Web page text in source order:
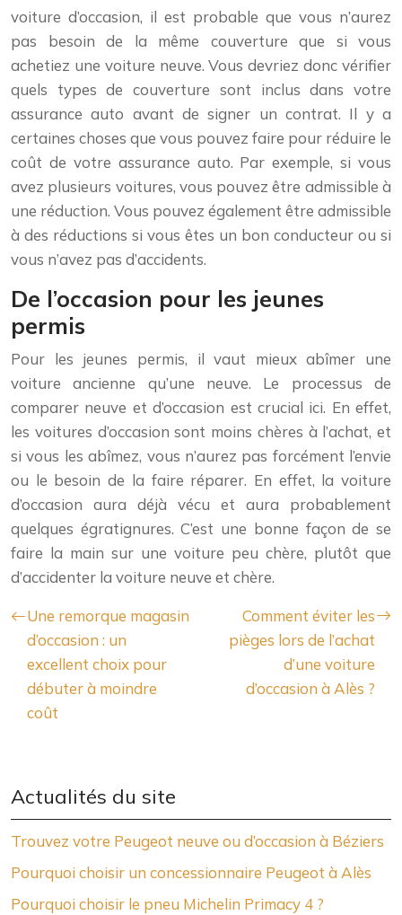
voiture d’occasion, il est probable que vous n’aurez
pas besoin de la même couverture que si vous
achetiez une voiture neuve. Vous devriez donc vérifier
quels types de couverture sont inclus dans votre
assurance auto avant de signer un contrat. Il y a
certaines choses que vous pouvez faire pour réduire le
coût de votre assurance auto. Par exemple, si vous
avez plusieurs voitures, vous pouvez être admissible à
une réduction. Vous pouvez également être admissible
à des réductions si vous êtes un bon conducteur ou si
vous n’avez pas d’accidents.
De l’occasion pour les jeunes
permis
Pour les jeunes permis, il vaut mieux abîmer une
voiture ancienne qu’une neuve. Le processus de
comparer neuve et d’occasion est crucial ici. En effet,
les voitures d’occasion sont moins chères à l’achat, et
si vous les abîmez, vous n’aurez pas forcément l’envie
ou le besoin de la faire réparer. En effet, la voiture
d’occasion aura déjà vécu et aura probablement
quelques égratignures. C’est une bonne façon de se
faire la main sur une voiture peu chère, plutôt que
d’accidenter la voiture neuve et chère.
Une remorque magasin
d’occasion : un
excellent choix pour
débuter à moindre
coût
Comment éviter les
pièges lors de l’achat
d’une voiture
d’occasion à Alès ?
Actualités du site
Trouvez votre Peugeot neuve ou d’occasion à Béziers
Pourquoi choisir un concessionnaire Peugeot à Alès
Pourquoi choisir le pneu Michelin Primacy 4 ?